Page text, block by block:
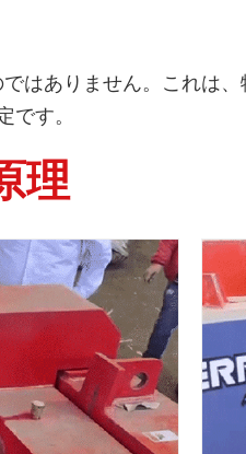
はありません。これは
す。
理